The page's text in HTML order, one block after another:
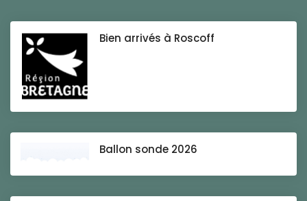
Bien arrivés à Roscoff
Ballon sonde 2026